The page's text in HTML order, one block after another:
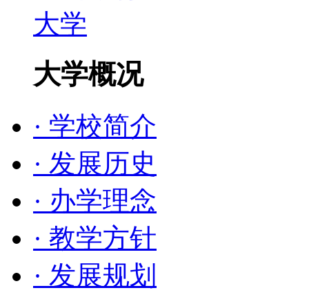
大学概况
· 学校简介
· 发展历史
· 办学理念
· 教学方针
· 发展规划